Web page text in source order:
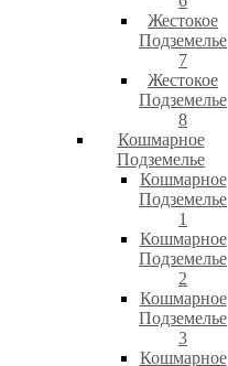
Жестокое
Подземелье
7
Жестокое
Подземелье
8
Кошмарное
Подземелье
Кошмарное
Подземелье
1
Кошмарное
Подземелье
2
Кошмарное
Подземелье
3
Кошмарное